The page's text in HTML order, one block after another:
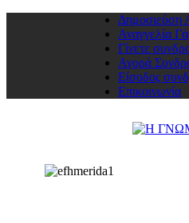
Δημοσιεύση
Αναγγελία
Γίνετε
Αγορά
Είσοδος
Επικοινωνία